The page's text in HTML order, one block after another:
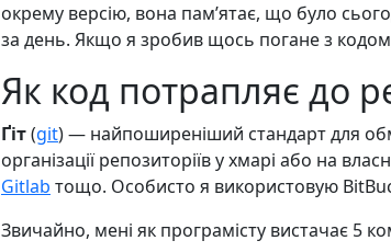
окрему версію, вона памʼятає, що було
за день. Якщо я зробив щось погане з
Як код потрапляє до
Ґіт(git) — найпоширеніший стандарт для
організації репозиторіїв у хмарі або на
Gitlab тощо. Особисто я використовую
Звичайно, мені як програмісту вистачає 5